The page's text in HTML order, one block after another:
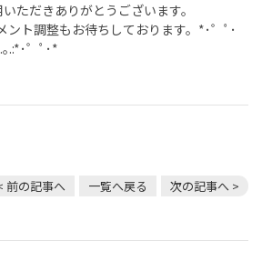
ただきありがとうございます。
ント調整もお待ちしております。*･゜ﾟ･
.:*･゜ﾟ･*
前の記事へ 一覧へ戻る 次の記事へ >